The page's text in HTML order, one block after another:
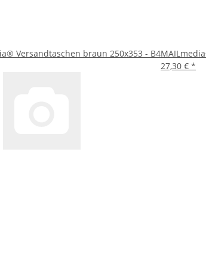
Lösung für Ihren Versandbedarf.
Versandtaschen braun 250x353 - B4
27,30 € *